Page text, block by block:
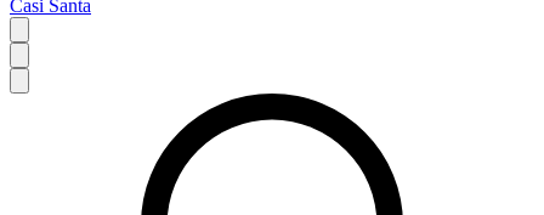
Casi Santa